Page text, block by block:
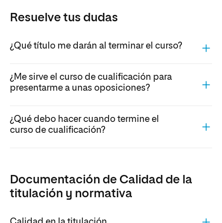
Resuelve tus dudas
¿Qué título me darán al terminar el curso?
¿Me sirve el curso de cualificación para
presentarme a unas oposiciones?
¿Qué debo hacer cuando termine el
curso de cualificación?
Documentación de Calidad de la
titulación y normativa